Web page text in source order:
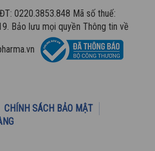
0220.3853.848 Mã số thuế:
Bảo lưu mọi quyền Thông tin về
CHÍNH SÁCH BẢO MẬT